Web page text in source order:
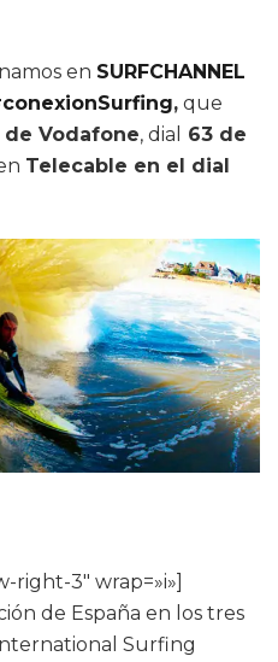
en SURFCHANNEL
, que
de Vodafone, dial
63 de
Telecable en el dial
right-3″ wrap=»i»]
de España en los tres
Surfing